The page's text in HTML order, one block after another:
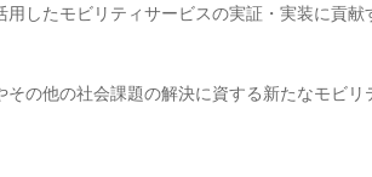
用したモビリティサービスの実証・実装に貢
その他の社会課題の解決に資する新たなモビ